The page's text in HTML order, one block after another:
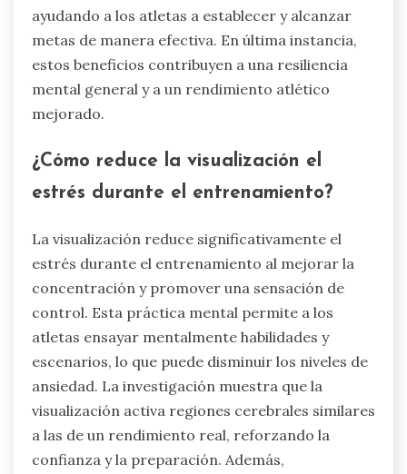
ayudando a los atletas a establecer y alcanzar
metas de manera efectiva. En última instancia,
estos beneficios contribuyen a una resiliencia
mental general y a un rendimiento atlético
mejorado.
¿Cómo reduce la visualización el
estrés durante el entrenamiento?
La visualización reduce significativamente el
estrés durante el entrenamiento al mejorar la
concentración y promover una sensación de
control. Esta práctica mental permite a los
atletas ensayar mentalmente habilidades y
escenarios, lo que puede disminuir los niveles de
ansiedad. La investigación muestra que la
visualización activa regiones cerebrales similares
a las de un rendimiento real, reforzando la
confianza y la preparación. Además,